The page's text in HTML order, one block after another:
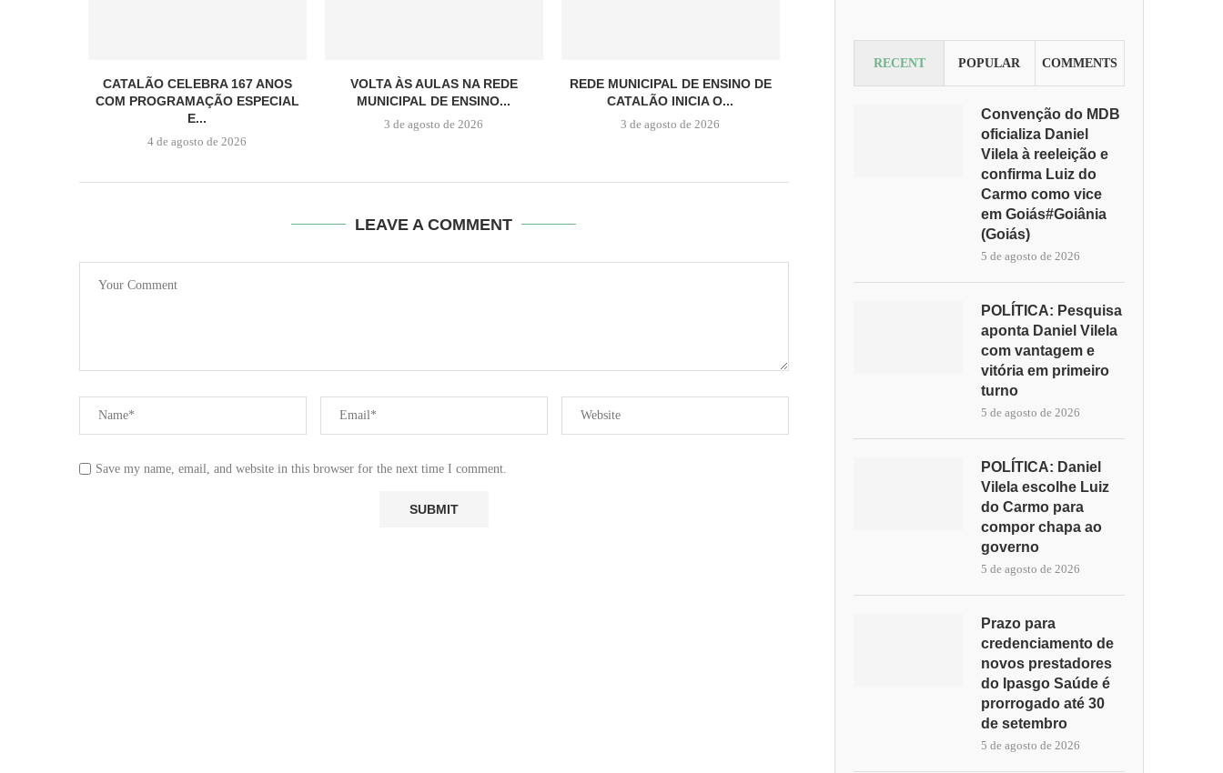
CATALÃO CELEBRA 167 ANOS
COM PROGRAMAÇÃO ESPECIAL
E...
4 de agosto de 2026
VOLTA ÀS AULAS NA REDE
MUNICIPAL DE ENSINO...
3 de agosto de 2026
REDE MUNICIPAL DE ENSINO DE
CATALÃO INICIA O...
3 de agosto de 2026
LEAVE A COMMENT
Save my name, email, and website in this browser for the next time I comment.
RECENT POPULAR COMMENTS
Convenção do MDB
oficializa Daniel
Vilela à reeleição e
confirma Luiz do
Carmo como vice
em Goiás#Goiânia
(Goiás)
5 de agosto de 2026
POLÍTICA: Pesquisa
aponta Daniel Vilela
com vantagem e
vitória em primeiro
turno
5 de agosto de 2026
POLÍTICA: Daniel
Vilela escolhe Luiz
do Carmo para
compor chapa ao
governo
5 de agosto de 2026
Prazo para
credenciamento de
novos prestadores
do Ipasgo Saúde é
prorrogado até 30
de setembro
5 de agosto de 2026